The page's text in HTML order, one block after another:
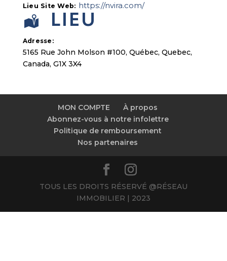
Lieu Site Web: https://nvira.com/
LIEU
Adresse:
5165 Rue John Molson #100, Québec, Quebec,
Canada, G1X 3X4
MON COMPTE
À propos
Abonnez-vous à notre infolettre
Politique de remboursement
Nos partenaires
TOUS LES DROITS RÉSERVÉ @RÉSEAU
IMMOBILIER | 2023